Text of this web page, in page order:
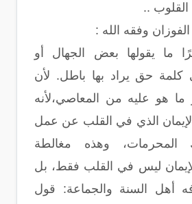
..
وفقه الله :
ما يقولها بعض الجهال أو
كلمة حق يراد بها باطل‏. لأن
ما هو عليه من المعاصي،لأنه
الذي في القلب عن عمل
المحرمات، وهذه مغالطة
ليس في القلب فقط، بل
أهل السنة والجماعة‏:‏ قول